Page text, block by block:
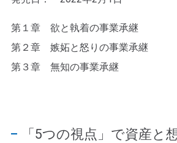
第１章 欲と執着の事業承継
第２章 嫉妬と怒りの事業承継
第３章 無知の事業承継
「5つの視点」で資産と